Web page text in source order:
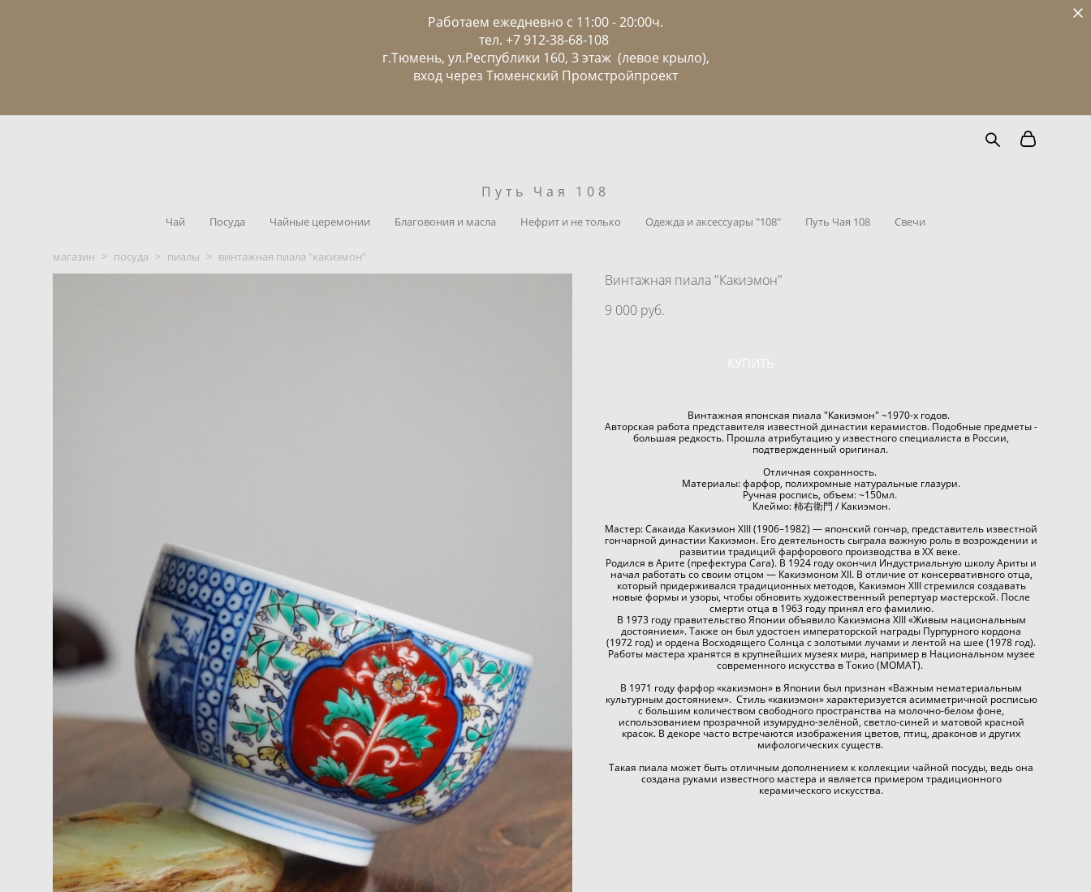
Работаем ежедневно с 11:00 - 20:00ч.
тел. +7 912-38-68-108
г.Тюмень, ул.Республики 160, 3 этаж (левое крыло),
вход через Тюменский Промстройпроект
Путь Чая 108
Чай Посуда Чайные церемонии Благовония и масла Нефрит и не только Одежда и аксессуары "108" Путь Чая 108 Свечи
магазин > посуда > пиалы > винтажная пиала "какиэмон"
Винтажная пиала "Какиэмон"
9 000 pуб.
КУПИТЬ
Винтажная японская пиала "Какиэмон" ~1970-х годов.
Авторская работа представителя известной династии керамистов. Подобные предметы -
большая редкость. Прошла атрибутацию у известного специалиста в России,
подтвержденный оригинал.
Отличная сохранность.
Материалы: фарфор, полихромные натуральные глазури.
Ручная роспись, объем: ~150мл.
Клеймо: 柿右衛門 / Какиэмон.
Мастер: Сакаида Какиэмон XIII (1906–1982) — японский гончар, представитель известной
гончарной династии Какиэмон. Его деятельность сыграла важную роль в возрождении и
развитии традиций фарфорового производства в XX веке.
Родился в Арите (префектура Сага). В 1924 году окончил Индустриальную школу Ариты и
начал работать со своим отцом — Какиэмоном XII. В отличие от консервативного отца,
который придерживался традиционных методов, Какиэмон XIII стремился создавать
новые формы и узоры, чтобы обновить художественный репертуар мастерской. После
смерти отца в 1963 году принял его фамилию.
В 1973 году правительство Японии объявило Какиэмона XIII «Живым национальным
достоянием». Также он был удостоен императорской награды Пурпурного кордона
(1972 год) и ордена Восходящего Солнца с золотыми лучами и лентой на шее (1978 год).
Работы мастера хранятся в крупнейших музеях мира, например в Национальном музее
современного искусства в Токио (MOMAT).
В 1971 году фарфор «какиэмон» в Японии был признан «Важным нематериальным
культурным достоянием». Стиль «какиэмон» характеризуется асимметричной росписью
с большим количеством свободного пространства на молочно-белом фоне,
использованием прозрачной изумрудно-зелёной, светло-синей и матовой красной
красок. В декоре часто встречаются изображения цветов, птиц, драконов и других
мифологических существ.
Такая пиала может быть отличным дополнением к коллекции чайной посуды, ведь она
создана руками известного мастера и является примером традиционного
керамического искусства.